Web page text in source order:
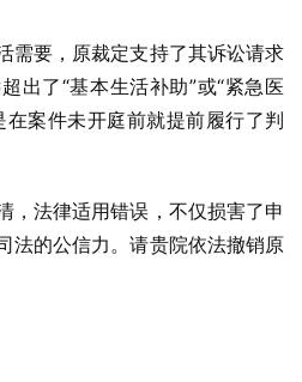
需要，原裁定支持了其诉讼请求
出了“基本生活补助”或“紧急医
案件未开庭前就提前履行了判
，法律适用错误，不仅损害了申
法的公信力。请贵院依法撤销原